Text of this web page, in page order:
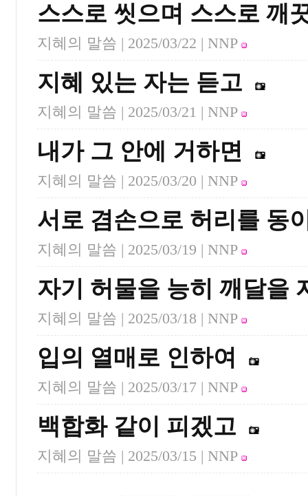
스스로 씻으며 스스로 깨
지혜의 말씀 | 2025/03/22 | NNP
지혜 있는 자는 듣고
지혜의 말씀 | 2025/03/21 | NNP
내가 그 안에 거하면
지혜의 말씀 | 2025/03/20 | NNP
서로 겸손으로 허리를 동
지혜의 말씀 | 2025/03/19 | NNP
자기 허물을 능히 깨달을
지혜의 말씀 | 2025/03/18 | NNP
입의 열매로 인하여
지혜의 말씀 | 2025/03/17 | NNP
백합화 같이 피겠고
지혜의 말씀 | 2025/03/15 | NNP